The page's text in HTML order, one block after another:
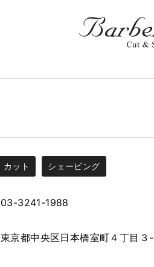
カット シェービング
03-3241-1988
東京都中央区日本橋室町４丁目３-